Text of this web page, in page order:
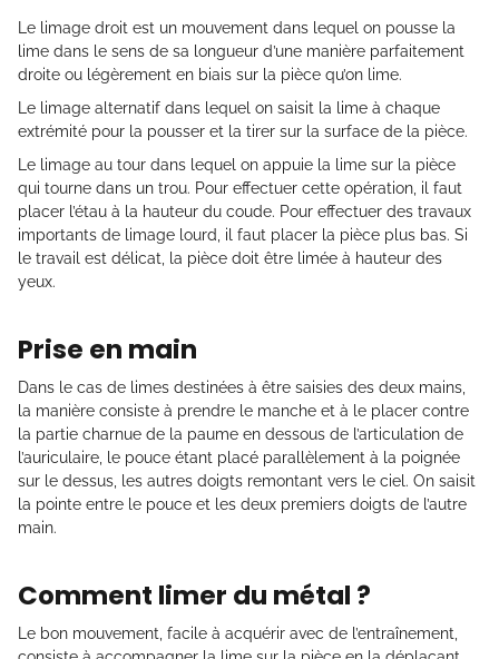
Le limage droit est un mouvement dans lequel on pousse la
lime dans le sens de sa longueur d’une manière parfaitement
droite ou légèrement en biais sur la pièce qu’on lime.
Le limage alternatif dans lequel on saisit la lime à chaque
extrémité pour la pousser et la tirer sur la surface de la pièce.
Le limage au tour dans lequel on appuie la lime sur la pièce
qui tourne dans un trou. Pour effectuer cette opération, il faut
placer l’étau à la hauteur du coude. Pour effectuer des travaux
importants de limage lourd, il faut placer la pièce plus bas. Si
le travail est délicat, la pièce doit être limée à hauteur des
yeux.
Prise en main
Dans le cas de limes destinées à être saisies des deux mains,
la manière consiste à prendre le manche et à le placer contre
la partie charnue de la paume en dessous de l’articulation de
l’auriculaire, le pouce étant placé parallèlement à la poignée
sur le dessus, les autres doigts remontant vers le ciel. On saisit
la pointe entre le pouce et les deux premiers doigts de l’autre
main.
Comment limer du métal ?
Le bon mouvement, facile à acquérir avec de l’entraînement,